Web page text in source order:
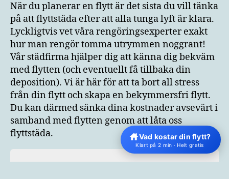
När du planerar en flytt är det sista du vill tänka
på att flyttstäda efter att alla tunga lyft är klara.
Lyckligtvis vet våra rengöringsexperter exakt
hur man rengör tomma utrymmen noggrant!
Vår städfirma hjälper dig att känna dig bekväm
med flytten (och eventuellt få tillbaka din
deposition). Vi är här för att ta bort all stress
från din flytt och skapa en bekymmersfri flytt.
Du kan därmed sänka dina kostnader avsevärt i
samband med flytten genom att låta oss
flyttstäda.
Vad kostar din flytt?
Klart på 2 min · Helt gratis